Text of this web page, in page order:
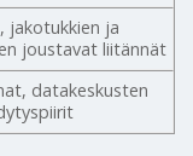
jakotukkien ja
joustavat liitännät
datakeskusten